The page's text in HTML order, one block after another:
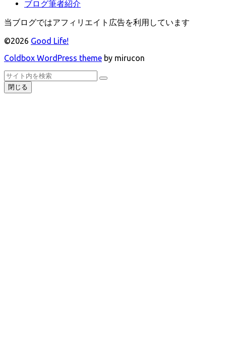
ブログ筆者紹介
当ブログではアフィリエイト広告を利用しています
©2026 Good Life!
Coldbox WordPress theme by mirucon
ト
ッ
プ
検
索
検
閉じる